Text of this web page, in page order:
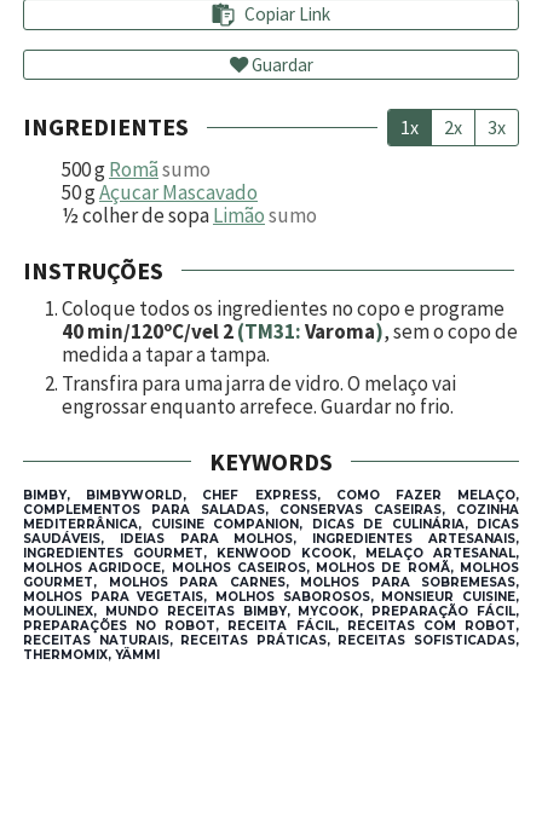
Copiar Link
Guardar
INGREDIENTES 1x 2x 3x
500gRomãsumo
50gAçucar Mascavado
½colher de sopaLimãosumo
INSTRUÇÕES
Coloque todos os ingredientes no copo e programe
40 min/120ºC/vel 2(TM31:Varoma), sem o copo de
medida a tapar a tampa.
Transfira para uma jarra de vidro. O melaço vai
engrossar enquanto arrefece. Guardar no frio.
KEYWORDS
BIMBY, BIMBYWORLD, CHEF EXPRESS, COMO FAZER MELAÇO,
COMPLEMENTOS PARA SALADAS, CONSERVAS CASEIRAS, COZINHA
MEDITERRÂNICA, CUISINE COMPANION, DICAS DE CULINÁRIA, DICAS
SAUDÁVEIS, IDEIAS PARA MOLHOS, INGREDIENTES ARTESANAIS,
INGREDIENTES GOURMET, KENWOOD KCOOK, MELAÇO ARTESANAL,
MOLHOS AGRIDOCE, MOLHOS CASEIROS, MOLHOS DE ROMÃ, MOLHOS
GOURMET, MOLHOS PARA CARNES, MOLHOS PARA SOBREMESAS,
MOLHOS PARA VEGETAIS, MOLHOS SABOROSOS, MONSIEUR CUISINE,
MOULINEX, MUNDO RECEITAS BIMBY, MYCOOK, PREPARAÇÃO FÁCIL,
PREPARAÇÕES NO ROBOT, RECEITA FÁCIL, RECEITAS COM ROBOT,
RECEITAS NATURAIS, RECEITAS PRÁTICAS, RECEITAS SOFISTICADAS,
THERMOMIX, YÄMMI